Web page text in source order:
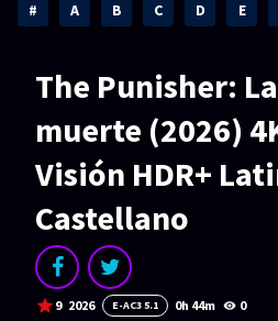
Comedia
Terror
Familia
Fantástico
Bélico
Biográfico
# A B C D E
The Punisher:
muerte (2026)
Visión HDR+
Castellano
9 2026 E-AC3 5.1 0h 44m 0